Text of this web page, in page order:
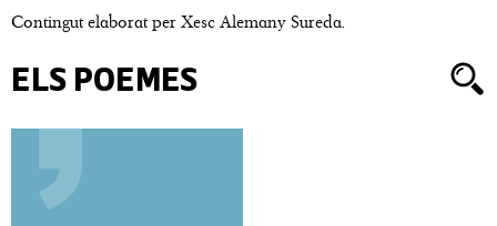
Contingut elaborat per Xesc Alemany Sureda.
ELS POEMES